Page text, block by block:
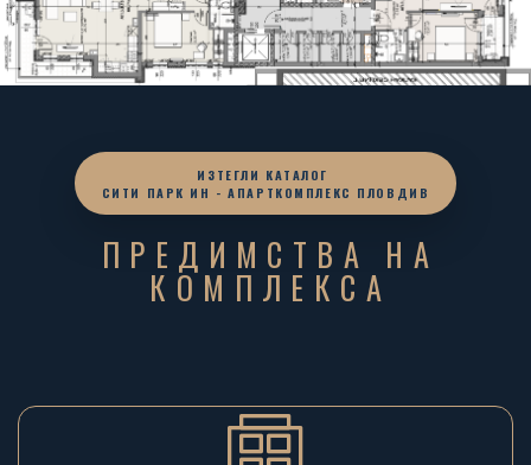
ИЗТЕГЛИ КАТАЛОГ
СИТИ ПАРК ИН - АПАРТКОМПЛЕКС ПЛОВДИВ
ПРЕДИМСТВА НА
КОМПЛЕКСА